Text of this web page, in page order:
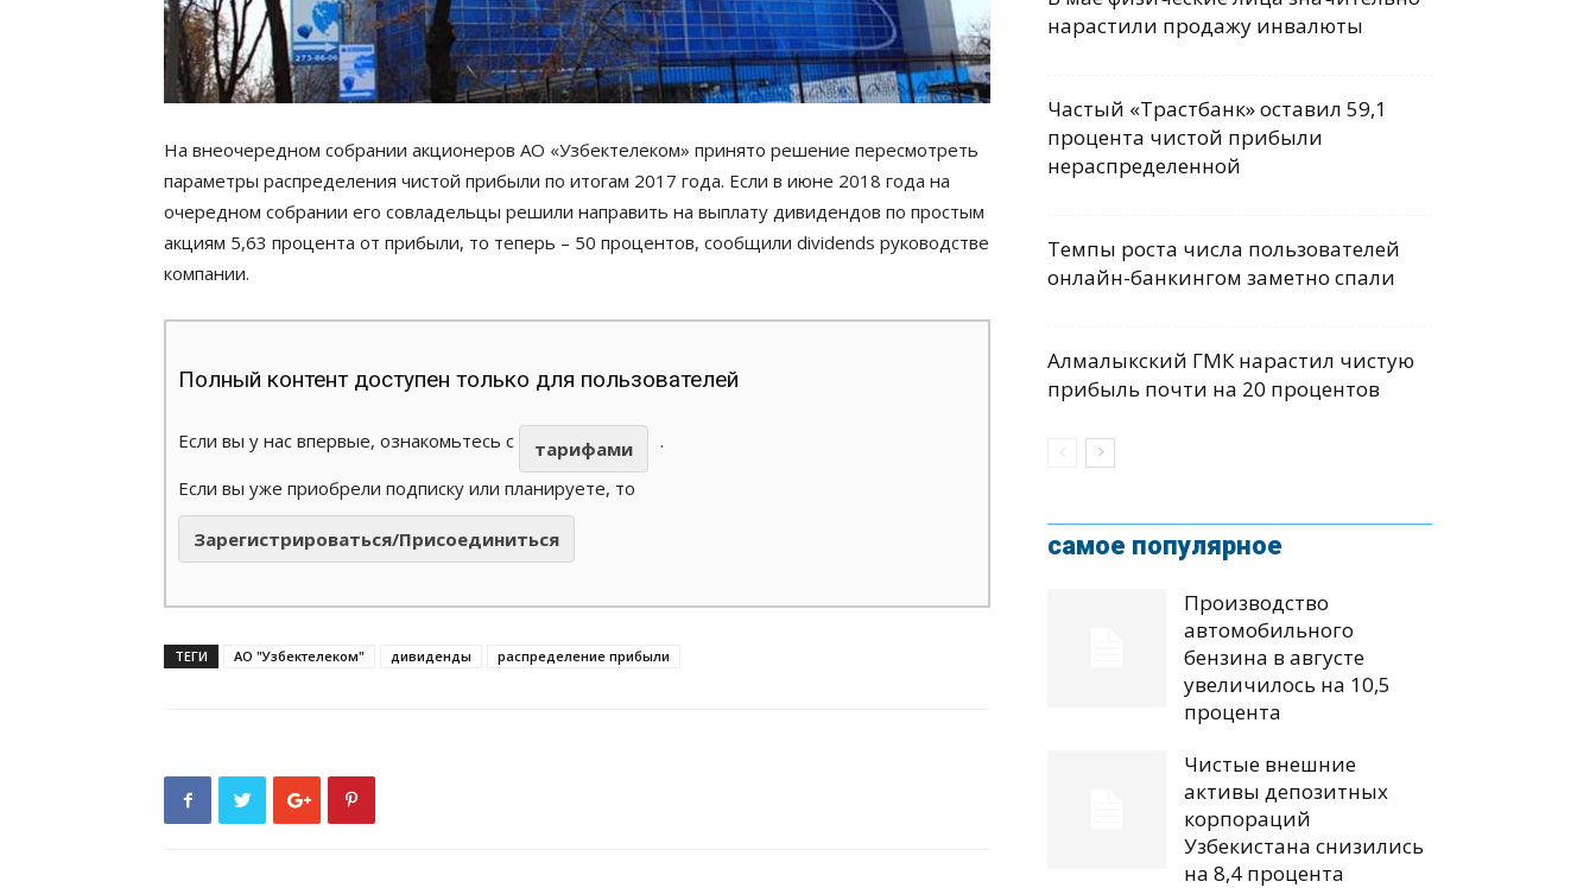
На внеочередном собрании акционеров АО «Узбектелеком» принято решение пересмотреть
параметры распределения чистой прибыли по итогам 2017 года. Если в июне 2018 года на
очередном собрании его совладельцы решили направить на выплату дивидендов по простым
акциям 5,63 процента от прибыли, то теперь – 50 процентов, сообщили dividends руководстве
компании.
Полный контент доступен только для пользователей
Если вы у нас впервые, ознакомьтесь с тарифами
.
Если вы уже приобрели подписку или планируете, то
Зарегистрироваться/Присоединиться
ТЕГИ АО "Узбектелеком" дивиденды распределение прибыли
нарастили продажу инвалюты
Частый «Трастбанк» оставил 59,1
процента чистой прибыли
нераспределенной
Темпы роста числа пользователей
онлайн-банкингом заметно спали
Алмалыкский ГМК нарастил чистую
прибыль почти на 20 процентов
самое популярное
Производство
автомобильного
бензина в августе
увеличилось на 10,5
процента
Чистые внешние
активы депозитных
корпораций
Узбекистана снизились
на 8,4 процента